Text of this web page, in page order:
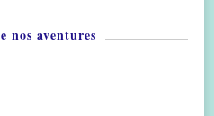
nos aventures